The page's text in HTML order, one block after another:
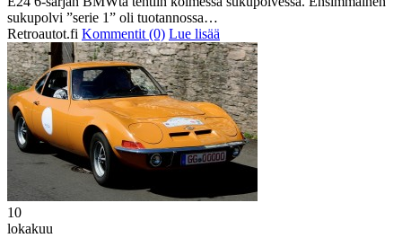
sukupolvi ”serie 1” oli tuotannossa…
Retroautot.fi Kommentit (0) Lue lisää
10
lokakuu